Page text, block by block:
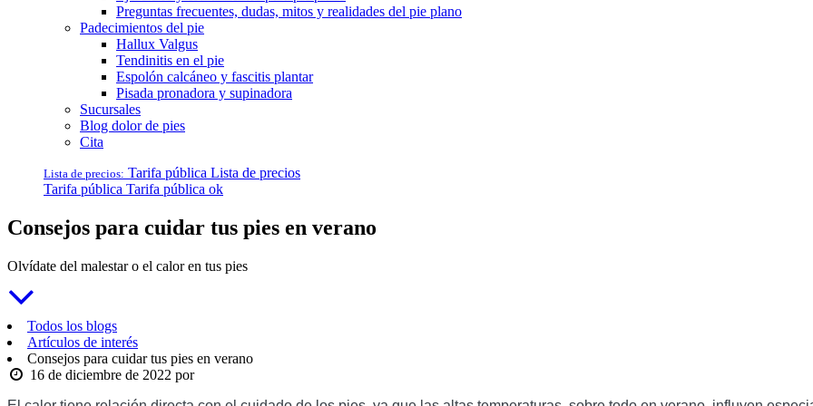
Preguntas frecuentes, dudas, mitos y realidades del pie plano
Padecimientos del pie
Hallux Valgus
Tendinitis en el pie
Espolón calcáneo y fascitis plantar
Pisada pronadora y supinadora
Sucursales
Blog dolor de pies
Cita
Lista de precios: Tarifa pública Lista de precios
Tarifa pública Tarifa pública ok
Consejos para cuidar tus pies en verano
Olvídate del malestar o el calor en tus pies
Todos los blogs
Artículos de interés
Consejos para cuidar tus pies en verano
16 de diciembre de 2022 por